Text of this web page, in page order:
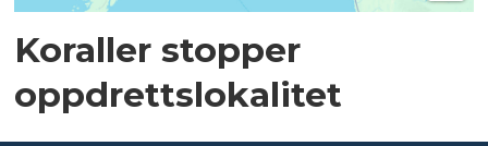
Koraller stopper
oppdrettslokalitet